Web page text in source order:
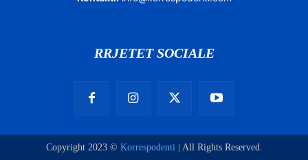
RRJETET SOCIALE
Copyright 2023 © Korrespodenti | All Rights Reserved.